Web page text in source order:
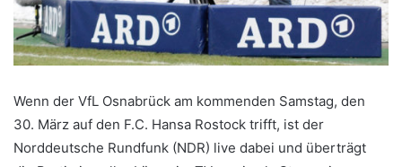
Wenn der VfL Osnabrück am kommenden Samstag, den
30. März auf den F.C. Hansa Rostock trifft, ist der
Norddeutsche Rundfunk (NDR) live dabei und überträgt